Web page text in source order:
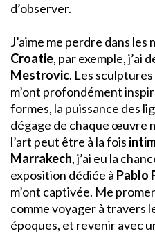
d’observer.
J’aime me perdre dans les
Croatie, par exemple, j’ai
Mestrovic. Les
m’ont profondément
formes, la puissance des
dégage de chaque œuvre
l’art peut être à la fois
Marrakech, j’ai eu la
exposition dédiée à Pablo
m’ont captivée. Me
comme voyager à travers
époques, et revenir avec